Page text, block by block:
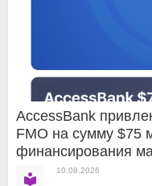
AccessBank
FMO на сумму $75
финансирования
Азербайджане
10.08.2026